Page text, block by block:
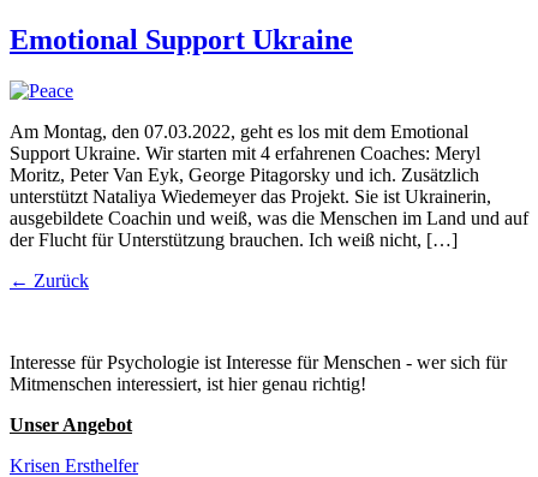
Emotional Support Ukraine
Am Montag, den 07.03.2022, geht es los mit dem Emotional
Support Ukraine. Wir starten mit 4 erfahrenen Coaches: Meryl
Moritz, Peter Van Eyk, George Pitagorsky und ich. Zusätzlich
unterstützt Nataliya Wiedemeyer das Projekt. Sie ist Ukrainerin,
ausgebildete Coachin und weiß, was die Menschen im Land und auf
der Flucht für Unterstützung brauchen. Ich weiß nicht, […]
← Zurück
Interesse für Psychologie ist Interesse für Menschen - wer sich für
Mitmenschen interessiert, ist hier genau richtig!
Unser Angebot
Krisen Ersthelfer